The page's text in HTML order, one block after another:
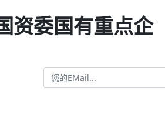
资委国有重点企